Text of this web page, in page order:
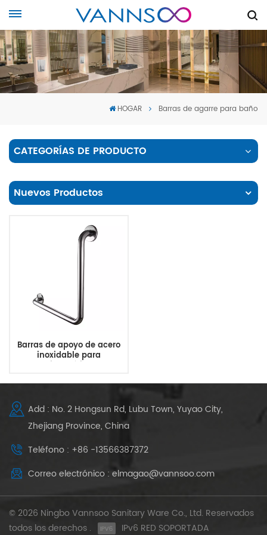
HOGAR Barras de agarre para baño
CATEGORÍAS DE PRODUCTO
Nuevos Productos
Barras de apoyo de acero
inoxidable para
minusválidos
Add : No. 2 Hongsun Rd, Lubu Town, Yuyao City,
Zhejiang Province, China
Teléfono : +86 -13566387372
Correo electrónico : elmagao@vannsoo.com
© 2026 Ningbo Vannsoo Sanitary Ware Co., Ltd. Reservados
todos los derechos .
IPv6 RED SOPORTADA